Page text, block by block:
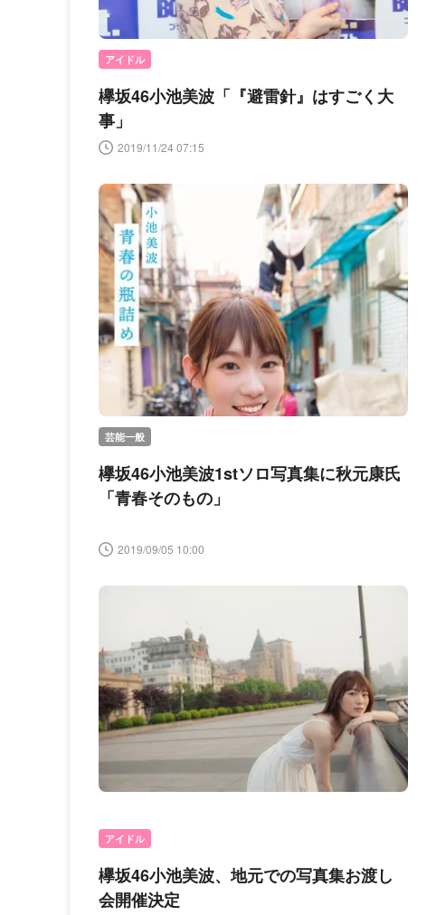
アイドル
欅坂46小池美波「『避雷針』はすごく大
事」
2019/11/24 07:15
芸能一般
欅坂46小池美波1stソロ写真集に秋元康氏
「青春そのもの」
2019/09/05 10:00
アイドル
欅坂46小池美波、地元での写真集お渡し
会開催決定